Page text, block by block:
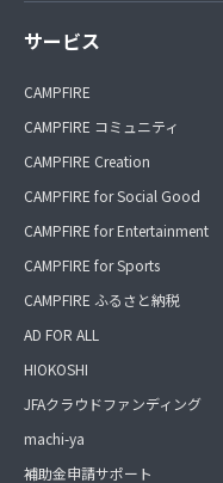
サービス
CAMPFIRE
CAMPFIRE コミュニティ
CAMPFIRE Creation
CAMPFIRE for Social Good
CAMPFIRE for Entertainment
CAMPFIRE for Sports
CAMPFIRE ふるさと納税
AD FOR ALL
HIOKOSHI
JFAクラウドファンディング
machi-ya
補助金申請サポート